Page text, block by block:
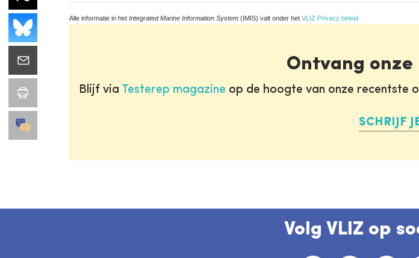
Alle informatie in het Integrated Marine Information System (IMIS) valt onder het VLIZ Privacy beleid
Ontvang
Blijf via Testerep magazine op de hoogte van onze recentste
SCHRIJF
Volg VLIZ op